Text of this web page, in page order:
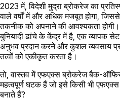
2023 में, विदेशी मुद्रा ब्रोकरेज का
वाले वर्षों में और अधिक मजबूत होगा,
तकनीक को अपनाने की आवश्यकता
बुनियादी ढांचे के केंद्र में है, एक व्यापक
अनुभव प्रदान करने और कुशल व्यवसाय
तत्वों को एकीकृत करता है।
तो, वास्तव में एफएक्स ब्रोकरेज बैक-
महत्वपूर्ण घटक हैं जो इसे किसी भी
बनाते हैं?